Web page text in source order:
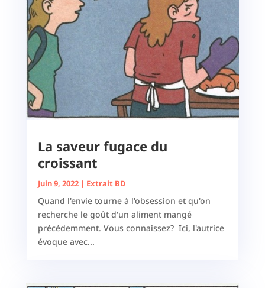
La saveur fugace du
croissant
Juin 9, 2022| Extrait BD
Quand l'envie tourne à l'obsession et qu'on
recherche le goût d'un aliment mangé
précédemment. Vous connaissez? Ici, l'autrice
évoque avec...